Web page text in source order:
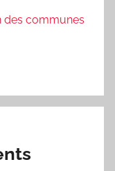
des communes